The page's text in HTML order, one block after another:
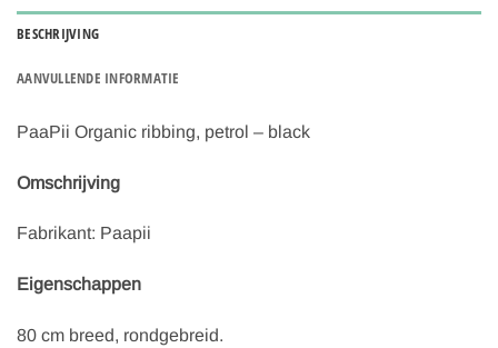
BESCHRIJVING
AANVULLENDE INFORMATIE
PaaPii Organic ribbing, petrol – black
Omschrijving
Fabrikant: Paapii
Eigenschappen
80 cm breed, rondgebreid.